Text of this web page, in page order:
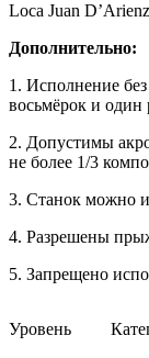
Loca Juan
Дополнительно:
1. Исполнение
восьмёрок и один
2. Допустимы
не более 1/3
3. Станок можно
4. Разрешены
5. Запрещено
Уровень